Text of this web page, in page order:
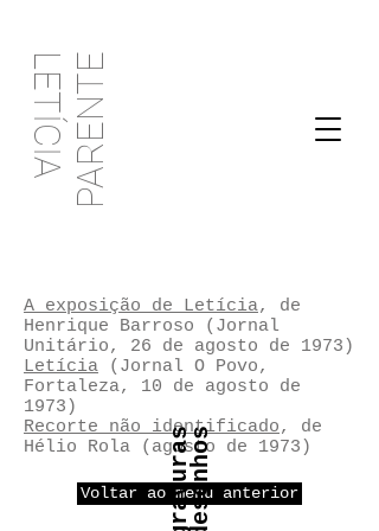
LETÍCIAPARENTE
A exposição de Letícia, de
Henrique Barroso (Jornal
Unitário, 26 de agosto de 1973)
Letícia (Jornal O Povo,
Fortaleza, 10 de agosto de
1973)
Recorte não identificado, de
Hélio Rola (agosto de 1973)
Voltar ao menu anterior
s